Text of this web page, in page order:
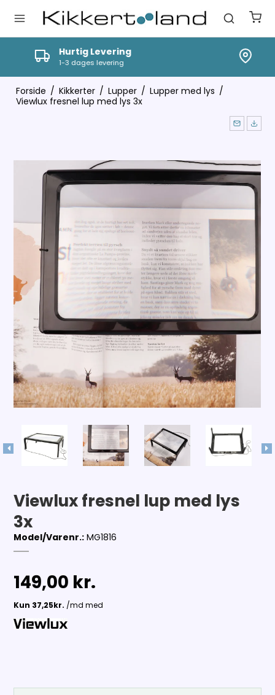
Vi tilbyder professionel vejledning
Ring til os på tlf 9630 3409
Forside / Kikkerter / Lupper / Lupper med lys /
Viewlux fresnel lup med lys 3x
Viewlux fresnel lup med lys
3x
Model/Varenr.: MG1816
149,00 kr.